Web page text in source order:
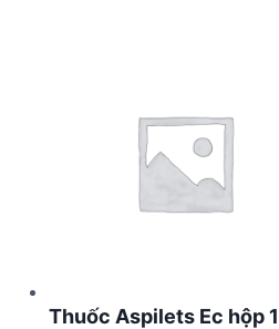
Thuốc Aspilets Ec hộp